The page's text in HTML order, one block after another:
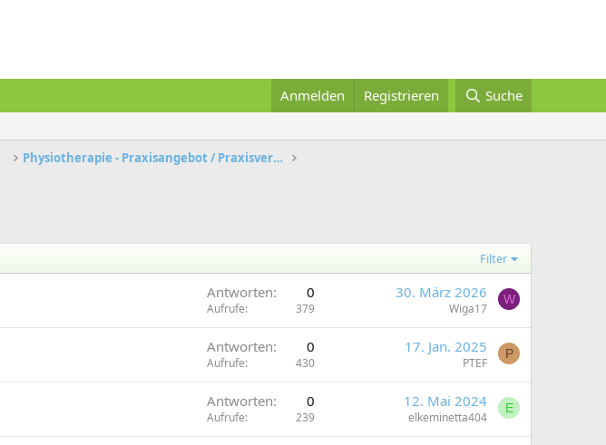
Anmelden Registrieren Suche
Physiotherapie - Praxisangebot / Praxisverkauf
Filter
Antworten 0
Aufrufe 379
30. März 2026
Wiga17
W
Antworten 0
Aufrufe 430
17. Jan. 2025
PTEF
P
Antworten 0
Aufrufe 239
12. Mai 2024
elkeminetta404
E